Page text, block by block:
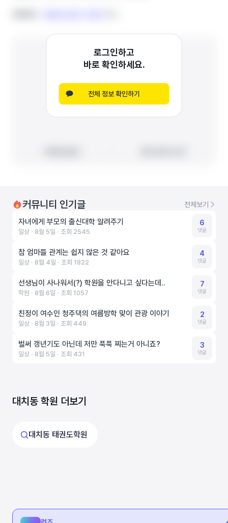
로그인하고
바로 확인하세요.
전체 정보 확인하기
커뮤니티 인기글 전체보기
자녀에게 부모의 출신대학 알려주기
일상 ‧ 8월 5일 ‧ 조회 2545
6
댓글
참 엄마들 관계는 쉽지 않은 것 같아요
일상 ‧ 8월 4일 ‧ 조회 1822
4
댓글
선생님이 사나워서(?) 학원을 안다니고 싶다는데..
학원 ‧ 8월 6일 ‧ 조회 1057
7
댓글
친정이 여수인 청주댁의 여름방학 맞이 관광 이야기
일상 ‧ 8월 3일 ‧ 조회 449
2
댓글
벌써 갱년기도 아닌데 저만 푹푹 찌는거 아니죠?
일상 ‧ 8월 5일 ‧ 조회 431
3
댓글
대치동 학원 더보기
대치동 태권도학원